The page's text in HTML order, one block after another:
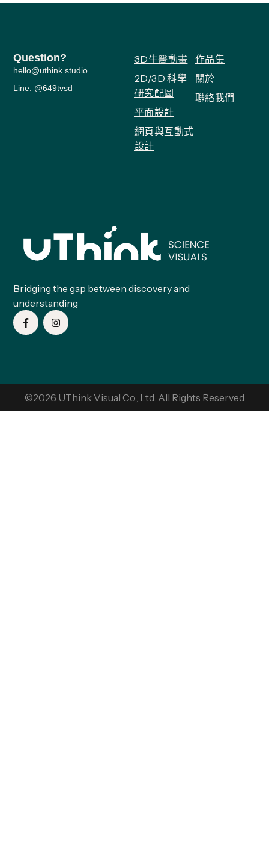
Bridging the gap between discovery and
understanding
3D生醫動畫
2D/3D 科學
研究配圖
平面設計
網頁與互動式
設計
作品集
關於
聯絡我們
Question?
hello@uthink.studio
Line: @649tvsd
©2026 UThink Visual Co., Ltd. All Rights Reserved